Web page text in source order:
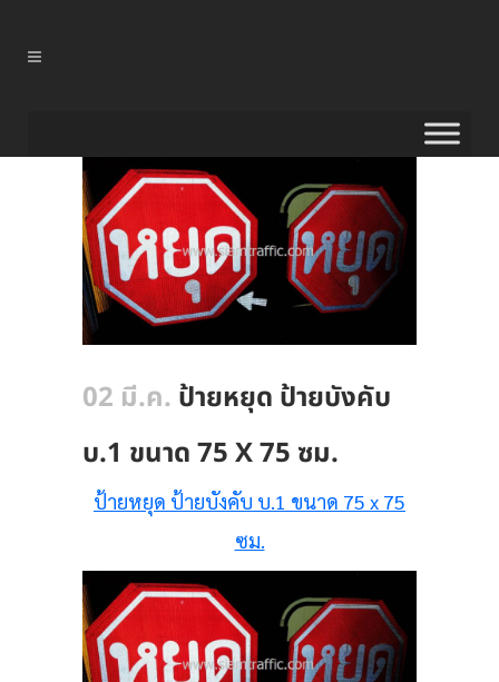
02 มี.ค. ป้ายหยุด ป้ายบังคับ
บ.1 ขนาด 75 X 75 ซม.
ป้ายหยุด ป้ายบังคับ บ.1 ขนาด 75 x 75
ซม.